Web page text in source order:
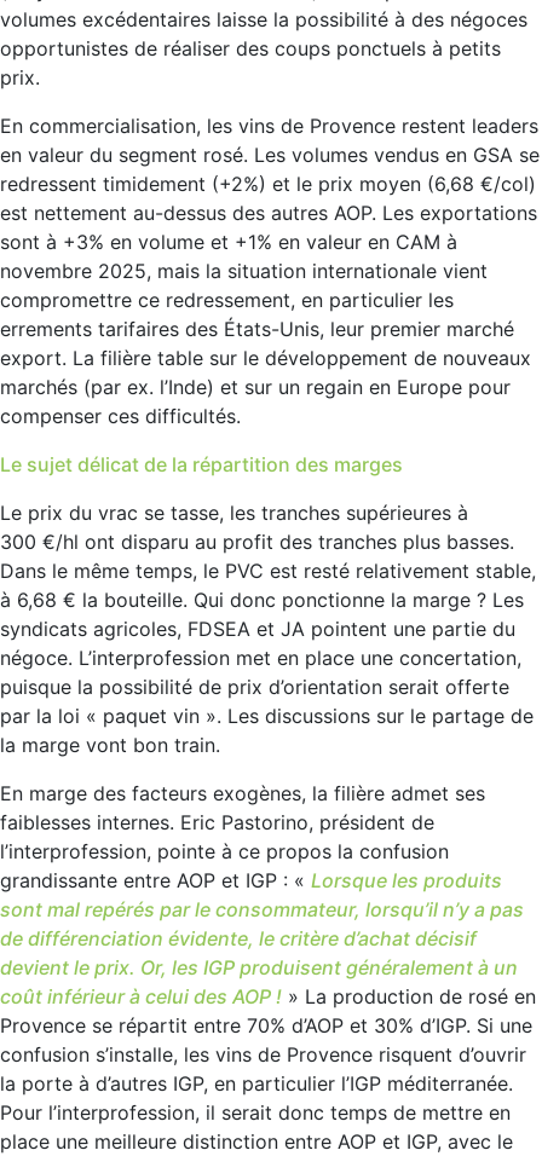
volumes excédentaires laisse la possibilité à des négoces
opportunistes de réaliser des coups ponctuels à petits
prix.
En commercialisation, les vins de Provence restent leaders
en valeur du segment rosé. Les volumes vendus en GSA se
redressent timidement (+2%) et le prix moyen (6,68 €/col)
est nettement au-dessus des autres AOP. Les exportations
sont à +3% en volume et +1% en valeur en CAM à
novembre 2025, mais la situation internationale vient
compromettre ce redressement, en particulier les
errements tarifaires des États-Unis, leur premier marché
export. La filière table sur le développement de nouveaux
marchés (par ex. l’Inde) et sur un regain en Europe pour
compenser ces difficultés.
Le sujet délicat de la répartition des marges
Le prix du vrac se tasse, les tranches supérieures à
300 €/hl ont disparu au profit des tranches plus basses.
Dans le même temps, le PVC est resté relativement stable,
à 6,68 € la bouteille. Qui donc ponctionne la marge ? Les
syndicats agricoles, FDSEA et JA pointent une partie du
négoce. L’interprofession met en place une concertation,
puisque la possibilité de prix d’orientation serait offerte
par la loi « paquet vin ». Les discussions sur le partage de
la marge vont bon train.
En marge des facteurs exogènes, la filière admet ses
faiblesses internes. Eric Pastorino, président de
l’interprofession, pointe à ce propos la confusion
grandissante entre AOP et IGP : « Lorsque les produits
sont mal repérés par le consommateur, lorsqu’il n’y a pas
de différenciation évidente, le critère d’achat décisif
devient le prix. Or, les IGP produisent généralement à un
coût inférieur à celui des AOP ! » La production de rosé en
Provence se répartit entre 70% d’AOP et 30% d’IGP. Si une
confusion s’installe, les vins de Provence risquent d’ouvrir
la porte à d’autres IGP, en particulier l’IGP méditerranée.
Pour l’interprofession, il serait donc temps de mettre en
place une meilleure distinction entre AOP et IGP, avec le